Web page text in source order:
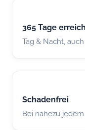
365 Tage
Tag & Nacht,
Schadenfrei
Bei nahezu